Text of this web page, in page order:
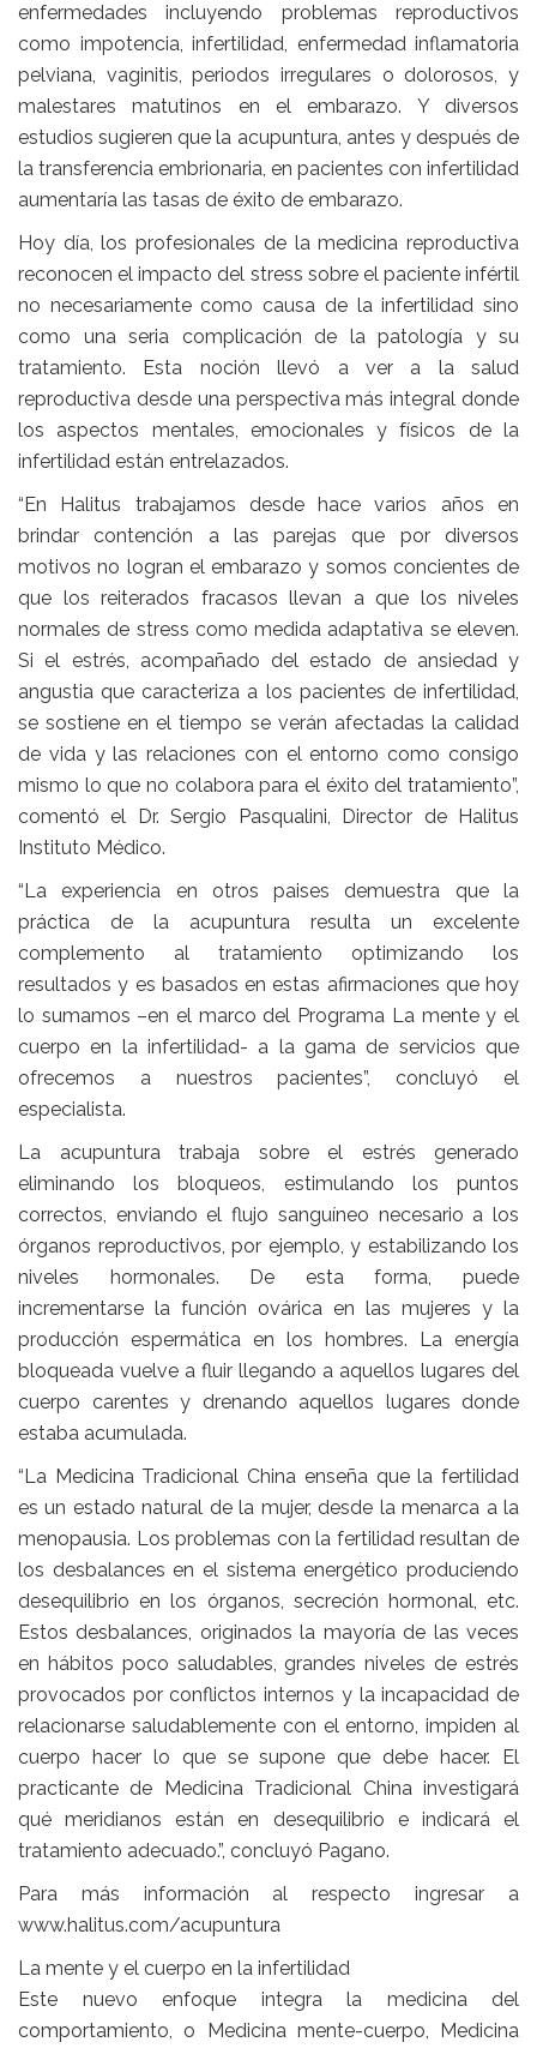
enfermedades incluyendo problemas reproductivos
como impotencia, infertilidad, enfermedad inflamatoria
pelviana, vaginitis, periodos irregulares o dolorosos, y
malestares matutinos en el embarazo. Y diversos
estudios sugieren que la acupuntura, antes y después de
la transferencia embrionaria, en pacientes con infertilidad
aumentaría las tasas de éxito de embarazo.
Hoy día, los profesionales de la medicina reproductiva
reconocen el impacto del stress sobre el paciente infértil
no necesariamente como causa de la infertilidad sino
como una seria complicación de la patología y su
tratamiento. Esta noción llevó a ver a la salud
reproductiva desde una perspectiva más integral donde
los aspectos mentales, emocionales y físicos de la
infertilidad están entrelazados.
“En Halitus trabajamos desde hace varios años en
brindar contención a las parejas que por diversos
motivos no logran el embarazo y somos concientes de
que los reiterados fracasos llevan a que los niveles
normales de stress como medida adaptativa se eleven.
Si el estrés, acompañado del estado de ansiedad y
angustia que caracteriza a los pacientes de infertilidad,
se sostiene en el tiempo se verán afectadas la calidad
de vida y las relaciones con el entorno como consigo
mismo lo que no colabora para el éxito del tratamiento”,
comentó el Dr. Sergio Pasqualini, Director de Halitus
Instituto Médico.
“La experiencia en otros paises demuestra que la
práctica de la acupuntura resulta un excelente
complemento al tratamiento optimizando los
resultados y es basados en estas afirmaciones que hoy
lo sumamos –en el marco del Programa La mente y el
cuerpo en la infertilidad- a la gama de servicios que
ofrecemos a nuestros pacientes”, concluyó el
especialista.
La acupuntura trabaja sobre el estrés generado
eliminando los bloqueos, estimulando los puntos
correctos, enviando el flujo sanguíneo necesario a los
órganos reproductivos, por ejemplo, y estabilizando los
niveles hormonales. De esta forma, puede
incrementarse la función ovárica en las mujeres y la
producción espermática en los hombres. La energía
bloqueada vuelve a fluir llegando a aquellos lugares del
cuerpo carentes y drenando aquellos lugares donde
estaba acumulada.
“La Medicina Tradicional China enseña que la fertilidad
es un estado natural de la mujer, desde la menarca a la
menopausia. Los problemas con la fertilidad resultan de
los desbalances en el sistema energético produciendo
desequilibrio en los órganos, secreción hormonal, etc.
Estos desbalances, originados la mayoría de las veces
en hábitos poco saludables, grandes niveles de estrés
provocados por conflictos internos y la incapacidad de
relacionarse saludablemente con el entorno, impiden al
cuerpo hacer lo que se supone que debe hacer. El
practicante de Medicina Tradicional China investigará
qué meridianos están en desequilibrio e indicará el
tratamiento adecuado.”, concluyó Pagano.
Para más información al respecto ingresar a
www.halitus.com/acupuntura
La mente y el cuerpo en la infertilidad
Este nuevo enfoque integra la medicina del
comportamiento, o Medicina mente-cuerpo, Medicina